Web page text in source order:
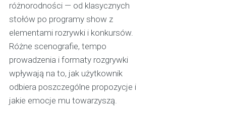
różnorodności — od klasycznych
stołów po programy show z
elementami rozrywki i konkursów.
Różne scenografie, tempo
prowadzenia i formaty rozgrywki
wpływają na to, jak użytkownik
odbiera poszczególne propozycje i
jakie emocje mu towarzyszą.